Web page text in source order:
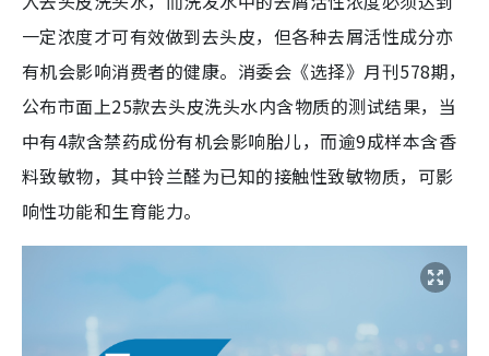
一定浓度才可有效做到去头皮，但各种去屑活性成分亦
有机会影响消费者的健康。消委会《选择》月刊578期，
公布市面上25款去头皮洗头水内含物质的测试结果，当
中有4款含禁药成份有机会影响胎儿，而逾9成样本含香
料致敏物，其中铃兰醛为已知的接触性致敏物质，可影
响性功能和生育能力。